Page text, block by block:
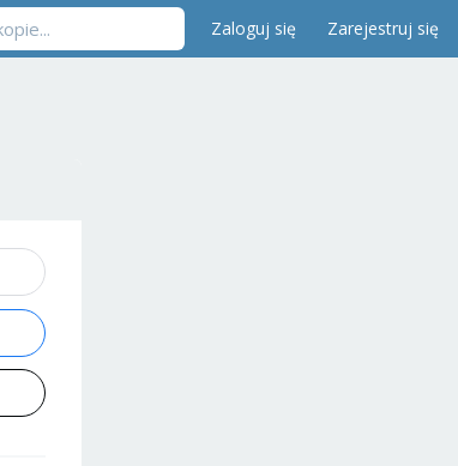
Zaloguj się Zarejestruj się